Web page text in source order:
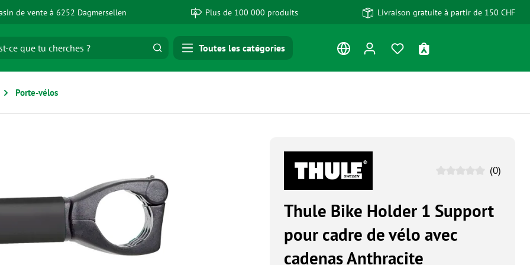
de vente à 6252 Dagmersellen Plus de 100 000 produits Livraison gratuite à partir de 150 CHF
Vous avez 0 articles dans
Toutes les catégories
Porte-vélos
(0)
Thule Bike Holder 1 Support
pour cadre de vélo avec
cadenas Anthracite